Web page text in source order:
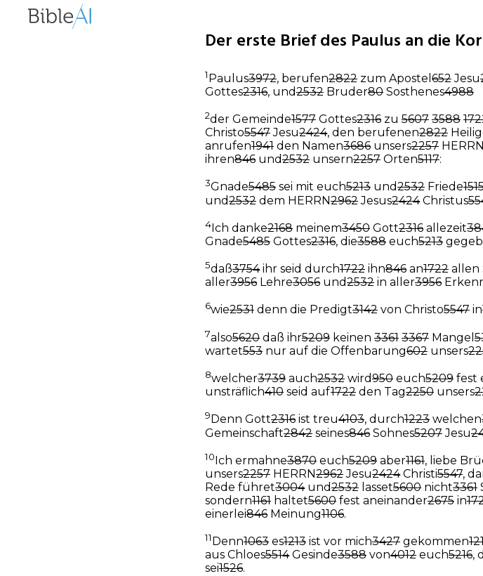
Der erste Brief des Paulus an die
1Paulus3972, berufen2822 zum Apostel 652Jesu
Gottes2316, und2532 Bruder80 Sosthenes4988
2der Gemeinde1577 Gottes2316 zu 5607 3588
Christo5547Jesu2424, den berufenen2822
anrufen1941 den Namen3686 unsers2257 HERRN
ihren846 und2532 unsern2257 Orten5117:
3Gnade5485 sei mit euch5213 und2532 Friede
und2532 dem HERRN2962Jesus2424Christus
4Ich danke2168 meinem3450 Gott2316 allezeit
Gnade5485 Gottes2316, die3588 euch5213
5daß3754ihr seid durch1722 ihn846 an1722 allen
aller3956 Lehre3056 und2532 in aller3956
6wie2531 denn die Predigt3142 von Christo5547 in
7also5620 daß ihr5209 keinen 3361 3367 Mangel
wartet553 nur auf die Offenbarung602 unsers
8welcher3739 auch2532 wird950 euch5209 fest
unsträflich410 seid auf1722 den Tag2250 unsers
9 Denn Gott2316 ist treu4103, durch1223 welchen
Gemeinschaft2842 seines846 Sohnes5207Jesu
10Ich ermahne3870 euch5209 aber1161, liebe
unsers2257 HERRN2962Jesu2424Christi5547,
Rede führet3004und2532 lasset5600 nicht3361
sondern1161 haltet5600 fest aneinander2675 in
einerlei846 Meinung1106.
11 Denn1063 es1213 ist vor mich3427 gekommen
aus Chloes5514Gesinde3588 von4012 euch5216,
sei1526.